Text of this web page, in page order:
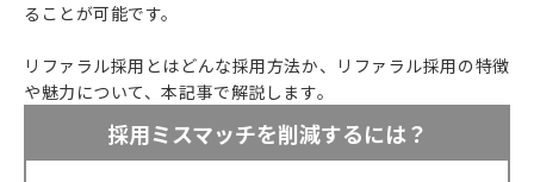
ることが可能です。
リファラル採用とはどんな採用方法か、リファラル採用の特徴
や魅力について、本記事で解説します。
採用ミスマッチを削減するには？